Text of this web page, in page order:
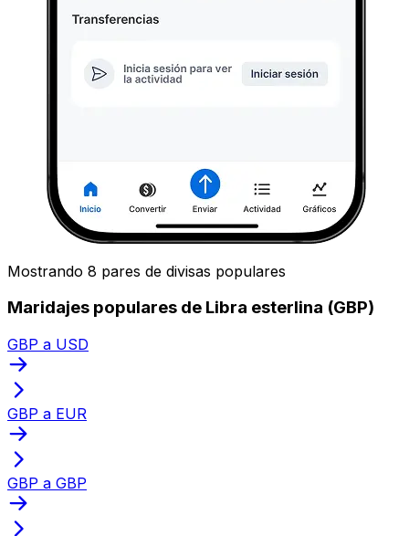
Mostrando 8 pares de divisas populares
Maridajes populares de Libra esterlina (GBP)
GBP a USD
GBP a EUR
GBP a GBP